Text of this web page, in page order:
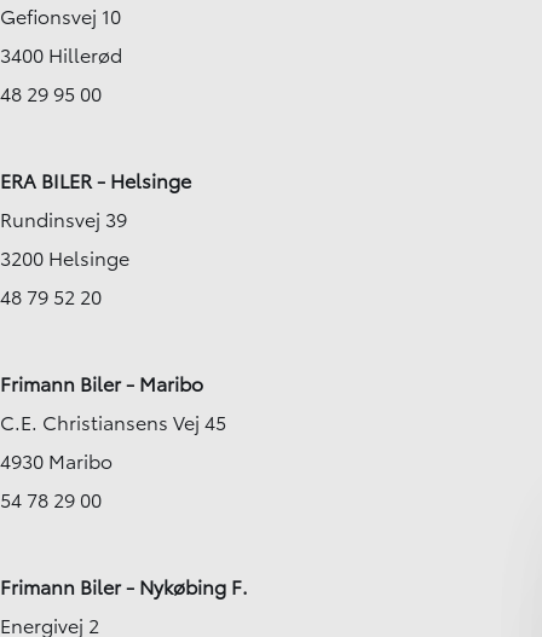
Gefionsvej 10
3400 Hillerød
48 29 95 00
ERA BILER - Helsinge
Rundinsvej 39
3200 Helsinge
48 79 52 20
Frimann Biler - Maribo
C.E. Christiansens Vej 45
4930 Maribo
54 78 29 00
Frimann Biler - Nykøbing F.
Energivej 2